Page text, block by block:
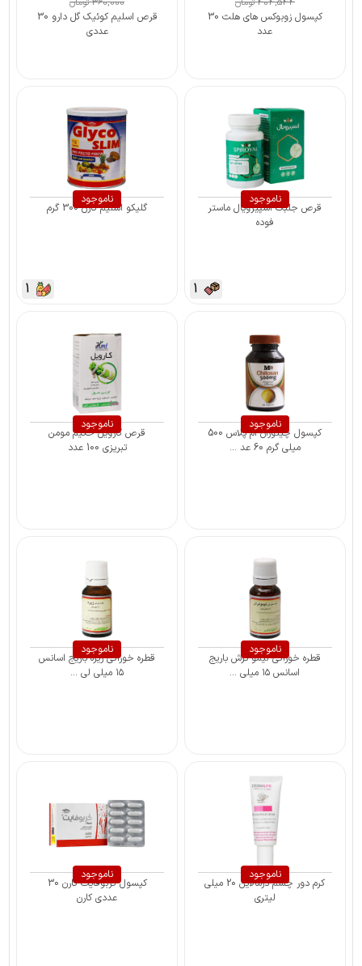
کپسول زوبوکس های هلث 30
عدد
404,544تومان
قرص اسلیم کوئیک گل دارو 30
عددی
360,000تومان
ناموجود
قرص جلبک اسپیرویال ماستر
فوده
1
ناموجود
گلیکو اسلیم کارن 300 گرم
1
ناموجود
کپسول چیتوزان ام پلاس 500
میلی گرم 60 عد ...
ناموجود
قرص کارویل حکیم مومن
تبریزی 100 عدد
ناموجود
قطره خوراکی لیمو ترش باریج
اسانس ۱۵ میلی ...
ناموجود
قطره خوراکی زیره باریج اسانس
۱۵ میلی ‎لی ...
ناموجود
کرم دور چشم درمالاین 20 میلی
لیتری
ناموجود
کپسول کربوفایت کارن 30
عددی کارن